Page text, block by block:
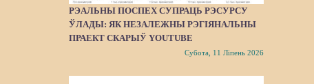
РЭАЛЬНЫ ПОСПЕХ СУПРАЦЬ РЭСУРСУ
ЎЛАДЫ: ЯК НЕЗАЛЕЖНЫ РЭГІЯНАЛЬНЫ
ПРАЕКТ СКАРЫЎ YOUTUBE
Субота, 11 Ліпень 2026